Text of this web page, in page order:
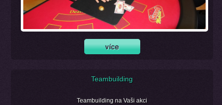
Teambuilding
Teambuilding na Vaši akci